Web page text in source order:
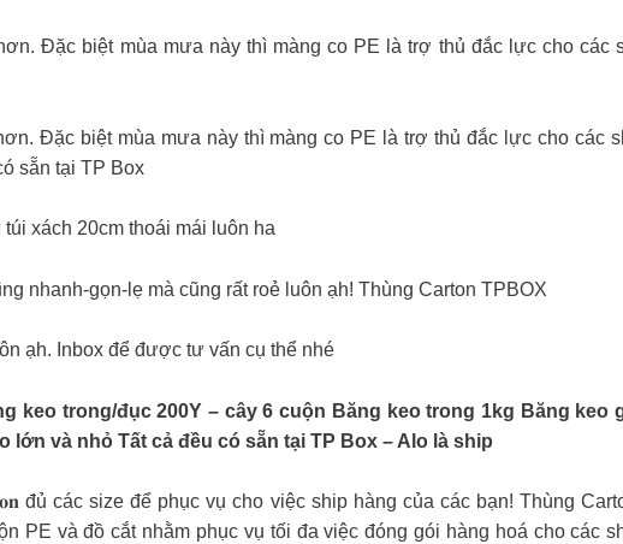
Đặc biệt mùa mưa này thì màng co PE là trợ thủ đắc lực cho các
Đặc biệt mùa mưa này thì màng co PE là trợ thủ đắc lực cho các
sẵn tại TP Box
xách 20cm thoái mái luôn ha
nhanh-gọn-lẹ mà cũng rất roẻ luôn ạh! Thùng Carton TPBOX
ạh. Inbox để được tư vấn cụ thể nhé
keo trong/đục 200Y – cây 6 cuộn Băng keo trong 1kg Băng keo
lớn và nhỏ Tất cả đều có sẵn tại TP Box – Alo là ship
đủ các size để phục vụ cho việc ship hàng của các bạn! Thùng
PE và đồ cắt nhằm phục vụ tối đa việc đóng gói hàng hoá cho